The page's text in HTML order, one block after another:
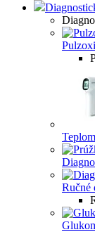
Ručné